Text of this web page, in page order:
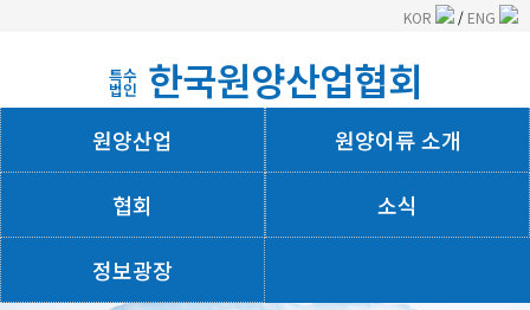
KOR / ENG
특수
법인 한국원양산업협회
원양산업 원양어류 소개
협회 소식
정보광장